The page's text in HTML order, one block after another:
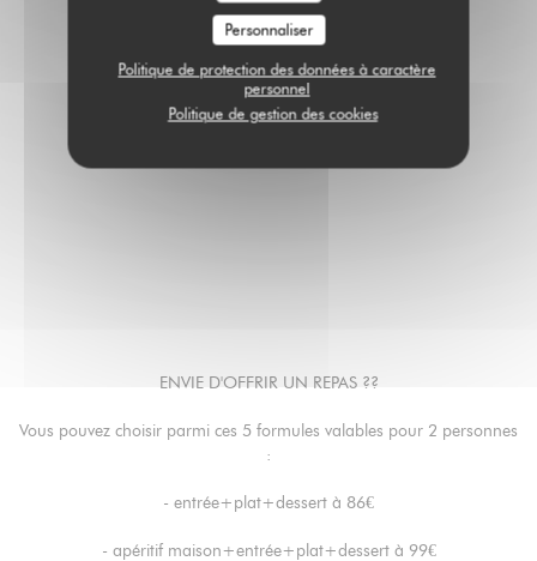
Personnaliser
Politique de protection des données à caractère
personnel
Politique de gestion des cookies
ENVIE D'OFFRIR UN REPAS ??
Vous pouvez choisir parmi ces 5 formules valables pour 2 personnes
:
- entrée+plat+dessert à 86€
- apéritif maison+entrée+plat+dessert à 99€